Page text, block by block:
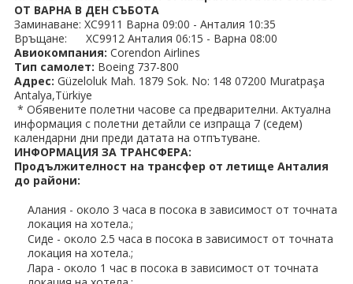
Нова година
Великден 2026
ЕКЗОТИКА
Екзотични почивки
КРУИЗИ
САМОЛЕТНИ БИЛЕТИ
ХОТЕЛИ
Хотели в България
ОТ ВАРНА В ДЕН СЪБОТА
Заминаване: XC9911 Варна 09:00 - Анталия 10:35
Връщане: XC9912 Анталия 06:15 - Варна 08:00
Авиокомпания: Corendon Airlines
Тип самолет: Boeing 737-800
Адрес: Güzeloluk Mah. 1879 Sok. No: 148 07200 Muratpaşa
Antalya,Türkiye
* Обявените полетни часове са предварителни. Актуална
информация с полетни детайли се изпраща 7 (седем)
календарни дни преди датата на отпътуване.
ИНФОРМАЦИЯ ЗА ТРАНСФЕРА:
Продължителност на трансфер от летище Анталия
до райони:
Алания - около 3 часа в посока в зависимост от точната
локация на хотела.;
Сиде - около 2.5 часа в посока в зависимост от точната
локация на хотела.;
Лара - около 1 час в посока в зависимост от точната